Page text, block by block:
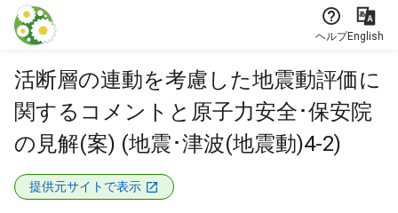
本文に飛ぶ
ヘルプEnglish
活断層の連動を考慮した地震動評価に
関するコメントと原子力安全･保安院
の見解(案) (地震･津波(地震動)4-2)
提供元サイトで表示